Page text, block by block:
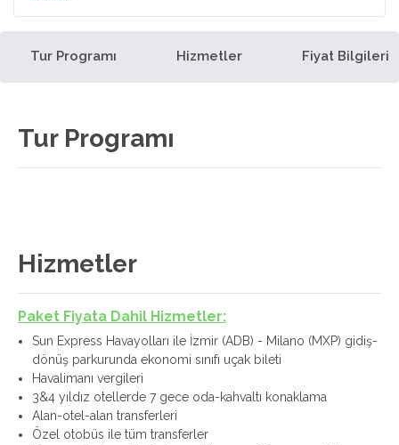
Tur Programı Hizmetler Fiyat Bilgileri
Tur Programı
Hizmetler
Paket Fiyata Dahil Hizmetler:
Sun Express Havayolları ile İzmir (ADB) - Milano (MXP) gidiş-
dönüş parkurunda ekonomi sınıfı uçak bileti
Havalimanı vergileri
3&4 yıldız otellerde 7 gece oda-kahvaltı konaklama
Alan-otel-alan transferleri
Özel otobüs ile tüm transferler